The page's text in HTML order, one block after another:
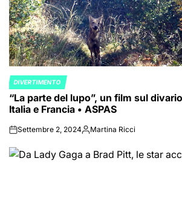
POSTED
IN
DIVERTIMENTO
“La parte del lupo”, un film sul
Italia e Francia • ASPAS
onSettembre 2, 2024PostedMartina Ricci